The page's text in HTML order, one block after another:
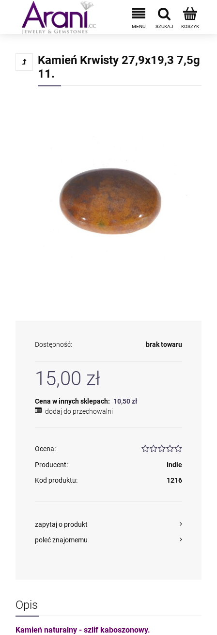
Kamień Krwisty 27,9x19,3 7,5g
11.
Dostępność: brak towaru
15,00 zł
Cena w innych sklepach: 10,50 zł
dodaj do przechowalni
Ocena:
Producent:
Indie
Kod produktu:
1216
zapytaj o produkt
poleć znajomemu
Opis
Kamień naturalny - szlif kaboszonowy.